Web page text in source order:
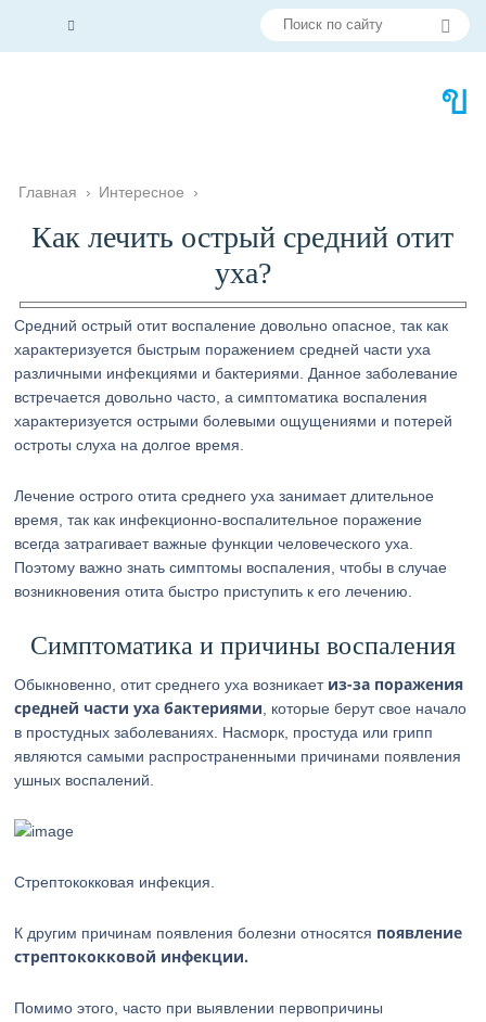
Главная › Интересное ›
Как лечить острый средний отит
уха?
Средний острый отит воспаление довольно опасное, так как
характеризуется быстрым поражением средней части уха
различными инфекциями и бактериями. Данное заболевание
встречается довольно часто, а симптоматика воспаления
характеризуется острыми болевыми ощущениями и потерей
остроты слуха на долгое время.
Лечение острого отита среднего уха занимает длительное
время, так как инфекционно-воспалительное поражение
всегда затрагивает важные функции человеческого уха.
Поэтому важно знать симптомы воспаления, чтобы в случае
возникновения отита быстро приступить к его лечению.
Симптоматика и причины воспаления
Обыкновенно, отит среднего уха возникает из-за поражения
средней части уха бактериями , которые берут свое начало
в простудных заболеваниях. Насморк, простуда или грипп
являются самыми распространенными причинами появления
ушных воспалений.
Стрептококковая инфекция.
К другим причинам появления болезни относятся появление
стрептококковой инфекции.
Помимо этого, часто при выявлении первопричины